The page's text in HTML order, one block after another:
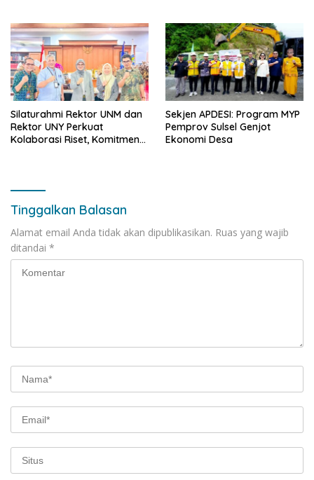
Infrastruktur AI Terintegerasi
Silaturahmi Rektor UNM dan
Rektor UNY Perkuat
Kolaborasi Riset, Komitmen
Sekjen APDESI: Program MYP
Pemprov Sulsel Genjot
Ekonomi Desa
Tinggalkan Balasan
Alamat email Anda tidak akan dipublikasikan. Ruas yang wajib
ditandai *